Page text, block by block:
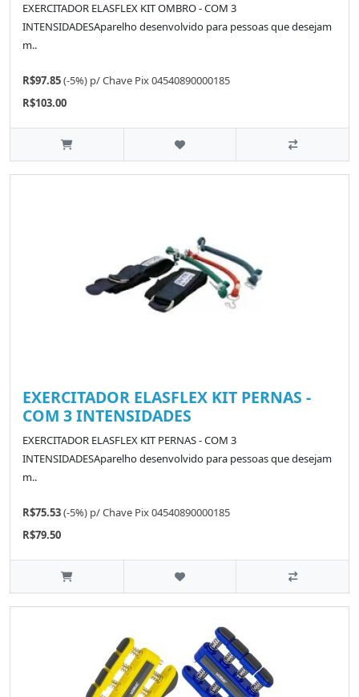
EXERCITADOR ELASFLEX KIT OMBRO - COM 3
INTENSIDADESAparelho desenvolvido para pessoas que desejam
m..
R$97.85(-5%) p/Chave Pix 04540890000185
R$103.00
EXERCITADOR ELASFLEX KIT PERNAS -
COM 3 INTENSIDADES
EXERCITADOR ELASFLEX KIT PERNAS - COM 3
INTENSIDADESAparelho desenvolvido para pessoas que desejam
m..
R$75.53(-5%) p/Chave Pix 04540890000185
R$79.50